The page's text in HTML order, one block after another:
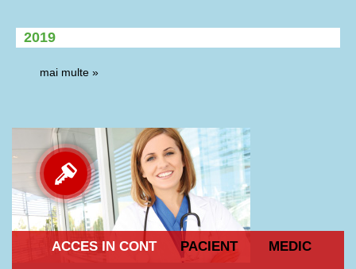
2019
mai multe »
ACCES IN CONT PACIENT MEDIC